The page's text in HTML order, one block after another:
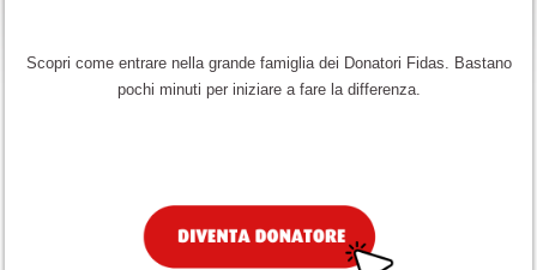
Scopri come entrare nella grande famiglia dei Donatori Fidas. Bastano
pochi minuti per iniziare a fare la differenza.